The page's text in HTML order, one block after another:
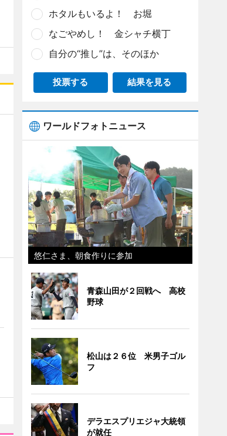
ホタルもいるよ！ お堀
なごやめし！ 金シャチ横丁
自分の“推し”は、そのほか
投票する 結果を見る
ワールドフォトニュース
悠仁さま、朝食作りに参加
青森山田が２回戦へ 高校
野球
松山は２６位 米男子ゴル
フ
デラエスプリエジャ大統領
が就任